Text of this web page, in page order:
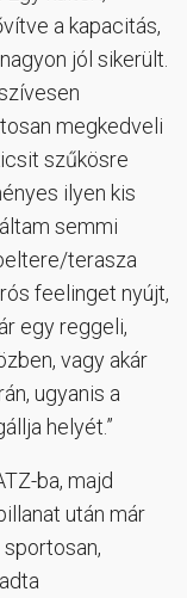
a kapacitás,
jól sikerült.
megkedveli
szűkösre
ilyen kis
semmi
terasza
feelinget nyújt,
egy reggeli,
vagy akár
ugyanis a
helyét.”
ba, majd
után már
sportosan,